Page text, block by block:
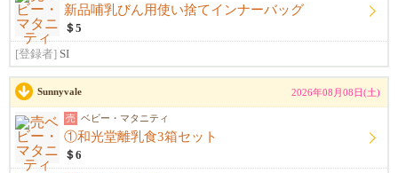
新品哺乳びん用使い捨てインナーバッグ
＄5
[登録者] SI
Sunnyvale 2026年08月08日(土)
売 ベビー・マタニティ
①和光堂離乳食3箱セット
＄6